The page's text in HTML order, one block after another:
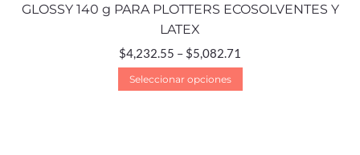
GLOSSY 140 g PARA PLOTTERS ECOSOLVENTES Y
LATEX
$4,232.55 – $5,082.71
Seleccionar opciones